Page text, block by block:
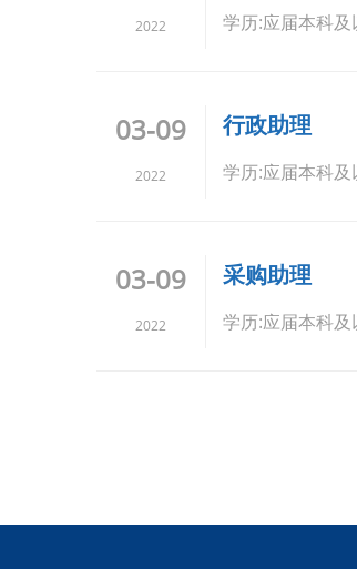
2022 学历:应届本
03-09
2022
行政助理
学历:应届本
03-09
2022
采购助理
学历:应届本